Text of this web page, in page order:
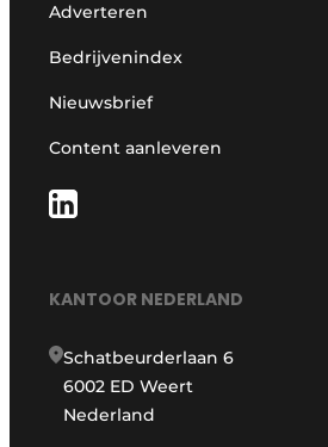
Adverteren
Bedrijvenindex
Nieuwsbrief
Content aanleveren
KANTOOR NEDERLAND
Schatbeurderlaan 6
6002 ED Weert
Nederland